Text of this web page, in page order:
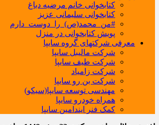
کتابخوانی خانم مرضیه دباغ
کتابخوانی سلیمانی عزیز
#من_محمد(ص)_را_دوست_دارم
پویش کتابخوانی در منزل
معرفی شرکتهای گروه سایپا
شرکت مالیبل سایپا
شرکت طیف سایپا
شرکت زامیاد
شرکت بن رو سایپا
مهندسی توسعه سایپا(سیکو)
همراه خودرو سایپا
کمک فنر ایندامین سایپا